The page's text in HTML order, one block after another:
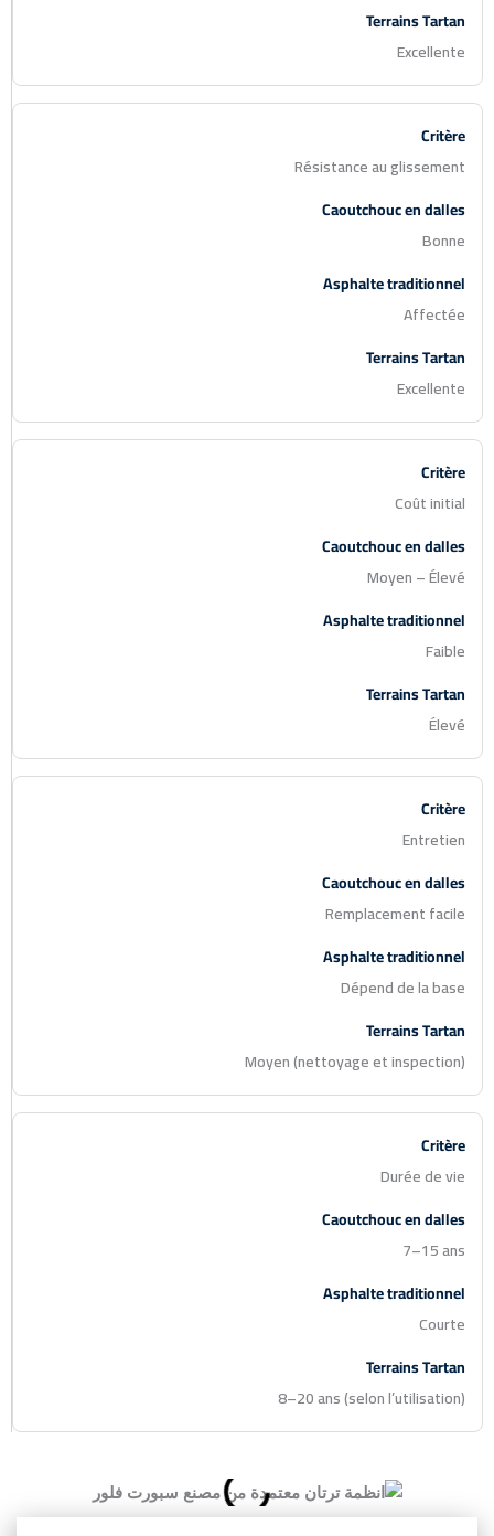
Excellente
Résistance au glissement
Bonne
Affectée
Excellente
Coût initial
Moyen – Élevé
Faible
Élevé
Entretien
Remplacement facile
Dépend de la base
Moyen (nettoyage et inspection)
Durée de vie
7–15 ans
Courte
8–20 ans (selon l’utilisation)